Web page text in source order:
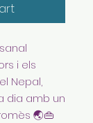
i els
Nepal,
dia amb un
🌏👜